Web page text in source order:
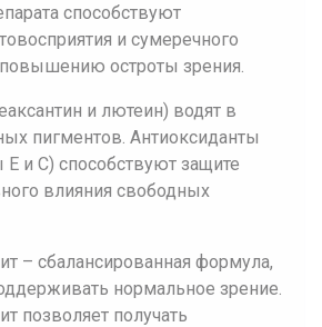
способствуют
и сумеречного
остроты зрения.
и лютеин) водят в
пигментов. Антиоксиданты
и С) способствуют защите
влияния свободных
– сбалансированная формула,
нормальное зрение.
позволяет получать